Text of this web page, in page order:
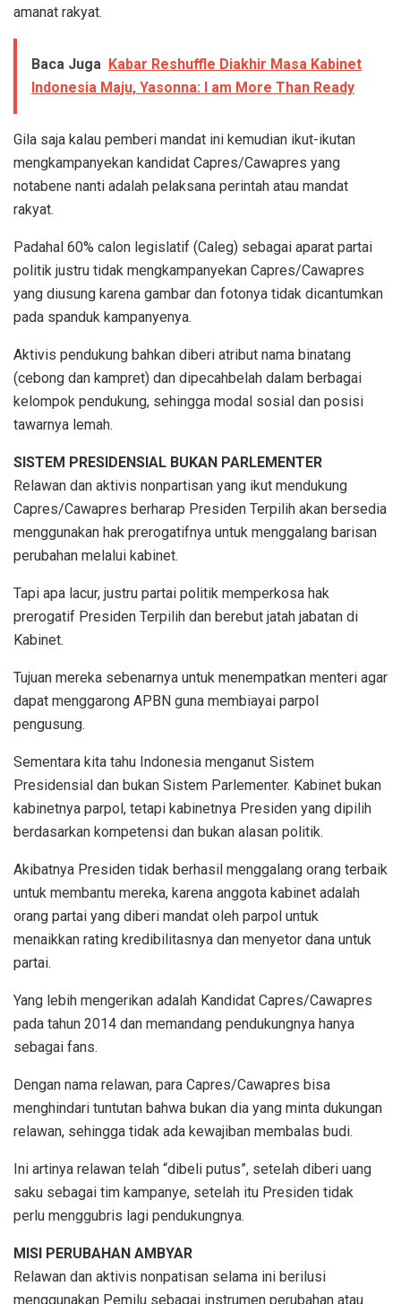
amanat rakyat.
Baca Juga Kabar Reshuffle Diakhir Masa Kabinet
Indonesia Maju, Yasonna: I am More Than Ready
Gila saja kalau pemberi mandat ini kemudian ikut-ikutan
mengkampanyekan kandidat Capres/Cawapres yang
notabene nanti adalah pelaksana perintah atau mandat
rakyat.
Padahal 60% calon legislatif (Caleg) sebagai aparat partai
politik justru tidak mengkampanyekan Capres/Cawapres
yang diusung karena gambar dan fotonya tidak dicantumkan
pada spanduk kampanyenya.
Aktivis pendukung bahkan diberi atribut nama binatang
(cebong dan kampret) dan dipecahbelah dalam berbagai
kelompok pendukung, sehingga modal sosial dan posisi
tawarnya lemah.
SISTEM PRESIDENSIAL BUKAN PARLEMENTER
Relawan dan aktivis nonpartisan yang ikut mendukung
Capres/Cawapres berharap Presiden Terpilih akan bersedia
menggunakan hak prerogatifnya untuk menggalang barisan
perubahan melalui kabinet.
Tapi apa lacur, justru partai politik memperkosa hak
prerogatif Presiden Terpilih dan berebut jatah jabatan di
Kabinet.
Tujuan mereka sebenarnya untuk menempatkan menteri agar
dapat menggarong APBN guna membiayai parpol
pengusung.
Sementara kita tahu Indonesia menganut Sistem
Presidensial dan bukan Sistem Parlementer. Kabinet bukan
kabinetnya parpol, tetapi kabinetnya Presiden yang dipilih
berdasarkan kompetensi dan bukan alasan politik.
Akibatnya Presiden tidak berhasil menggalang orang terbaik
untuk membantu mereka, karena anggota kabinet adalah
orang partai yang diberi mandat oleh parpol untuk
menaikkan rating kredibilitasnya dan menyetor dana untuk
partai.
Yang lebih mengerikan adalah Kandidat Capres/Cawapres
pada tahun 2014 dan memandang pendukungnya hanya
sebagai fans.
Dengan nama relawan, para Capres/Cawapres bisa
menghindari tuntutan bahwa bukan dia yang minta dukungan
relawan, sehingga tidak ada kewajiban membalas budi.
Ini artinya relawan telah “dibeli putus”, setelah diberi uang
saku sebagai tim kampanye, setelah itu Presiden tidak
perlu menggubris lagi pendukungnya.
MISI PERUBAHAN AMBYAR
Relawan dan aktivis nonpatisan selama ini berilusi
menggunakan Pemilu sebagai instrumen perubahan atau